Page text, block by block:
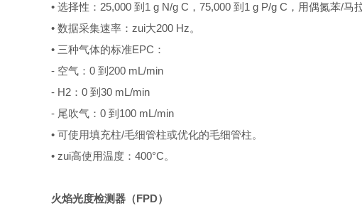
• 选择性：25,000 到1 g N/g C，75,000 到1 g P/g C，用偶氮苯/马
• 数据采集速率：zui大200 Hz。
• 三种气体的标准EPC：
- 空气：0 到200 mL/min
- H2 ：0 到30 mL/min
- 尾吹气：0 到100 mL/min
• 可使用填充柱/毛细管柱或优化的毛细管柱。
• zui高使用温度：400°C。
火焰光度检测器（FPD）